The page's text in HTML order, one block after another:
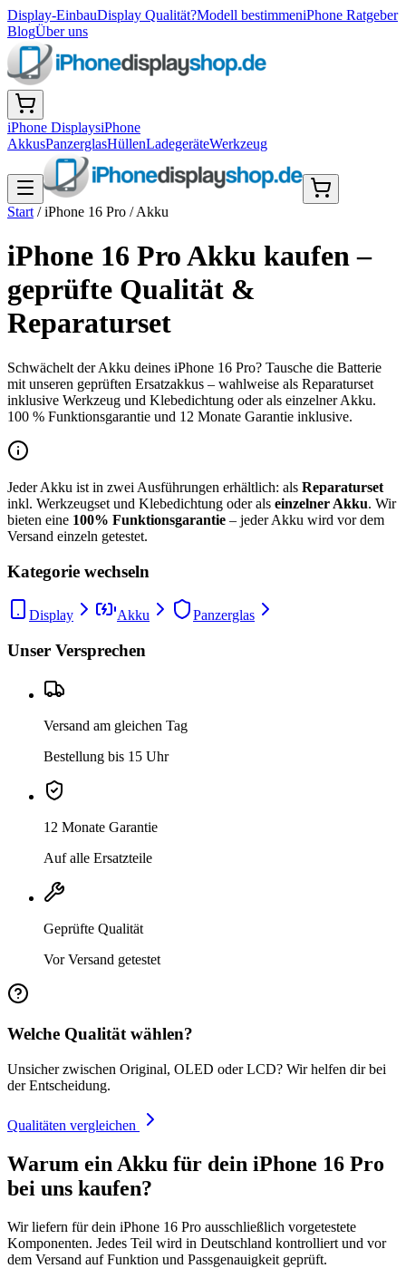
Display-EinbauDisplay Qualität?Modell bestimmeniPhone Ratgeber
BlogÜber uns
iPhone DisplaysiPhone
AkkusPanzerglasHüllenLadegeräteWerkzeug
Start /iPhone 16 Pro /Akku
iPhone 16 Pro Akku kaufen –
geprüfte Qualität &
Reparaturset
Schwächelt der Akku deines iPhone 16 Pro? Tausche die Batterie
mit unseren geprüften Ersatzakkus – wahlweise als Reparaturset
inklusive Werkzeug und Klebedichtung oder als einzelner Akku.
100 % Funktionsgarantie und 12 Monate Garantie inklusive.
Jeder Akku ist in zwei Ausführungen erhältlich: als Reparaturset
inkl. Werkzeugset und Klebedichtung oder als einzelner Akku. Wir
bieten eine 100% Funktionsgarantie – jeder Akku wird vor dem
Versand einzeln getestet.
Kategorie wechseln
Display Akku Panzerglas
Unser Versprechen
Versand am gleichen Tag
Bestellung bis 15 Uhr
12 Monate Garantie
Auf alle Ersatzteile
Geprüfte Qualität
Vor Versand getestet
Welche Qualität wählen?
Unsicher zwischen Original, OLED oder LCD? Wir helfen dir bei
der Entscheidung.
Qualitäten vergleichen
Warum ein Akku für dein iPhone 16 Pro
bei uns kaufen?
Wir liefern für dein iPhone 16 Pro ausschließlich vorgetestete
Komponenten. Jedes Teil wird in Deutschland kontrolliert und vor
dem Versand auf Funktion und Passgenauigkeit geprüft.